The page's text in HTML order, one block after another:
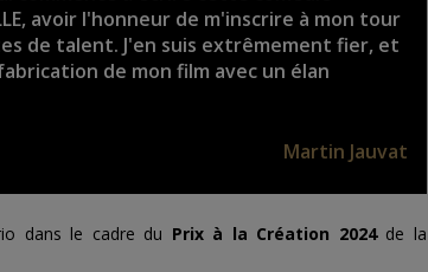
avoir l'honneur de m'inscrire à mon tour
de talent. J'en suis extrêmement fier, et
de mon film avec un élan
Martin Jauvat
dans le cadre du Prix à la Création 2024de la